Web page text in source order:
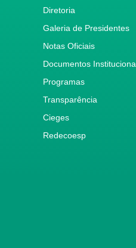
Diretoria
Galeria de Presidentes
Notas Oficiais
Documentos
Programas
Transparência
Cieges
Redecoesp